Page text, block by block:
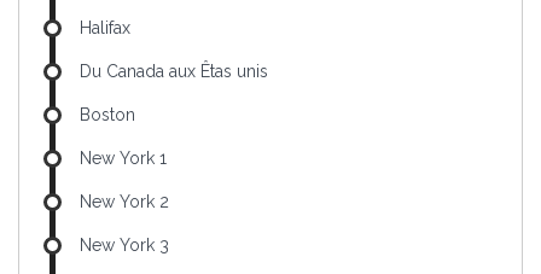
Halifax
Du Canada aux Êtas unis
Boston
New York 1
New York 2
New York 3